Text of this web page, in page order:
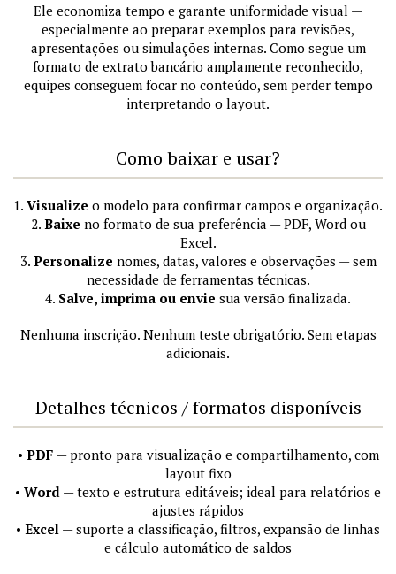
Ele economiza tempo e garante uniformidade visual —
especialmente ao preparar exemplos para revisões,
apresentações ou simulações internas. Como segue um
formato de extrato bancário amplamente reconhecido,
equipes conseguem focar no conteúdo, sem perder tempo
interpretando o layout.
Como baixar e usar?
1. Visualize o modelo para confirmar campos e organização.
2. Baixe no formato de sua preferência — PDF, Word ou
Excel.
3. Personalize nomes, datas, valores e observações — sem
necessidade de ferramentas técnicas.
4. Salve, imprima ou envie sua versão finalizada.
Nenhuma inscrição. Nenhum teste obrigatório. Sem etapas
adicionais.
Detalhes técnicos / formatos disponíveis
• PDF— pronto para visualização e compartilhamento, com
layout fixo
• Word — texto e estrutura editáveis; ideal para relatórios e
ajustes rápidos
• Excel — suporte a classificação, filtros, expansão de linhas
e cálculo automático de saldos